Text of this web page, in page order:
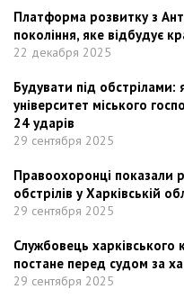
Платформа розвитку з
покоління, яке відбудує
22 декабря 2025
Будувати під обстрілами:
університет міського
24 ударів
29 сентября 2025
Правоохоронці показали
обстрілів у Харківській
29 сентября 2025
Службовець харківського
постане перед судом за
29 сентября 2025